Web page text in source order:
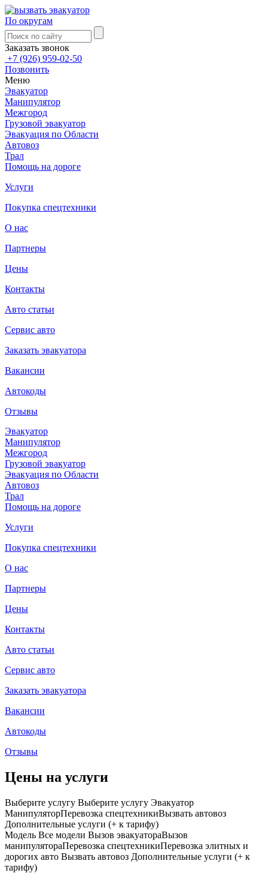
По округам
Заказать звонок
+7 (926) 959-02-50
Позвонить
Меню
Эвакуатор
Манипулятор
Межгород
Грузовой эвакуатор
Эвакуация по Области
Автовоз
Трал
Помощь на дороге
Услуги
Покупка спецтехники
О нас
Партнеры
Цены
Контакты
Авто статьи
Сервис авто
Заказать эвакуатора
Вакансии
Автокоды
Отзывы
Эвакуатор
Манипулятор
Межгород
Грузовой эвакуатор
Эвакуация по Области
Автовоз
Трал
Помощь на дороге
Услуги
Покупка спецтехники
О нас
Партнеры
Цены
Контакты
Авто статьи
Сервис авто
Заказать эвакуатора
Вакансии
Автокоды
Отзывы
Цены на услуги
Выберите услугу Выберите услугу Эвакуатор
МанипуляторПеревозка спецтехникиВызвать автовоз
Дополнительные услуги (+ к тарифу)
Модель Все модели Вызов эвакуатораВызов
манипулятораПеревозка спецтехникиПеревозка элитных и
дорогих авто Вызвать автовоз Дополнительные услуги (+ к
тарифу)